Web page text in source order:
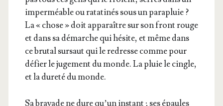
imper­méable ou rata­ti­nés sous un para­pluie ?
La « chose » doit appa­raître sur son front rouge
et dans sa démarche qui hésite, et même dans
ce bru­tal sur­saut qui le redresse comme pour
défier le juge­ment du monde. La pluie le cingle,
et la dure­té du monde.
Sa bra­vade ne dure qu’un ins­tant ; ses épaules